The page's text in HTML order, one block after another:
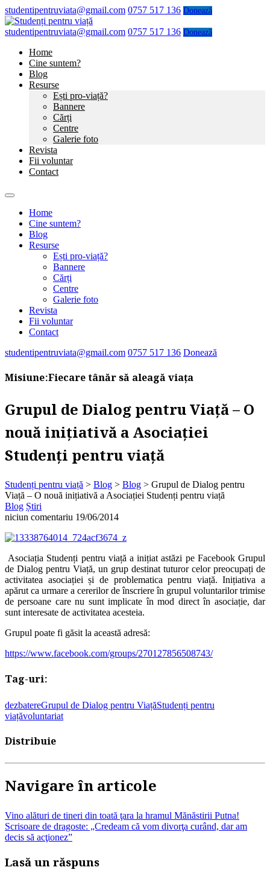
studentipentruviata@gmail.com 0757 517 136 Donează
studentipentruviata@gmail.com 0757 517 136 Donează
Home
Cine suntem?
Blog
Resurse
Ești pro-viață?
Bannere
Cărți
Centre
Galerie foto
Revista
Fii voluntar
Contact
Home
Cine suntem?
Blog
Resurse
Ești pro-viață?
Bannere
Cărți
Centre
Galerie foto
Revista
Fii voluntar
Contact
studentipentruviata@gmail.com 0757 517 136 Donează
Misiune:Fiecare tânăr să aleagă viața
Grupul de Dialog pentru Viață – O
nouă inițiativă a Asociației
Studenți pentru viață
Studenți pentru viață > Blog > Blog > Grupul de Dialog pentru
Viață – O nouă inițiativă a Asociației Studenți pentru viață
Blog Știri
niciun comentariu 19/06/2014
Asociația Studenți pentru viață a inițiat astăzi pe Facebook Grupul
de Dialog pentru Viață, un grup destinat tuturor celor preocupați de
activitatea asociației și de problematica pentru viață. Inițiativa a
apărut ca urmare a cererilor de înscriere în grupul voluntarilor trimise
de persoane care nu sunt implicate în mod direct în asociație, dar
sunt interesate de activitatea acesteia.
Grupul poate fi găsit la această adresă:
https://www.facebook.com/groups/270127856508743/
Tag-uri:
dezbatereGrupul de Dialog pentru ViațăStudenți pentru
viațăvoluntariat
Distribuie
Navigare în articole
Vino alături de tineri din toată ţara la hramul Mănăstirii Putna!
Scrisoare de dragoste: „Credeam că vom divorţa curând, dar am
decis să acţionez”
Lasă un răspuns